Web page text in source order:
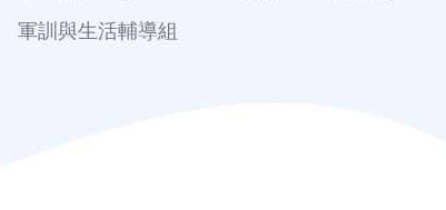
軍訓與生活輔導組